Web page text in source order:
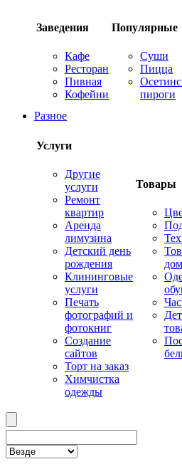
Заведения
Кафе
Ресторан
Пивная
Кофейни
Популярные
Суши
Пицца
пироги
Разное
Услуги
Другие
услуги
Ремонт
квартир
Аренда
лимузина
Детский день
рождения
Клининговые
услуги
Печать
фотографий и
фотокниг
Создание
сайтов
Торт на заказ
Химчистка
одежды
Товары